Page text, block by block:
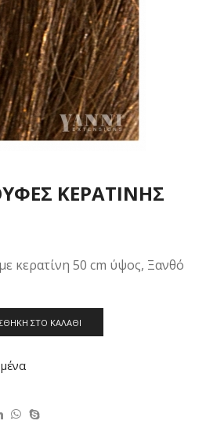
ΚΕΡΑΤΙΝΗΣ
κερατίνη 50 cm ύψος, Ξανθό
ΣΤΟ ΚΑΛΆΘΙ